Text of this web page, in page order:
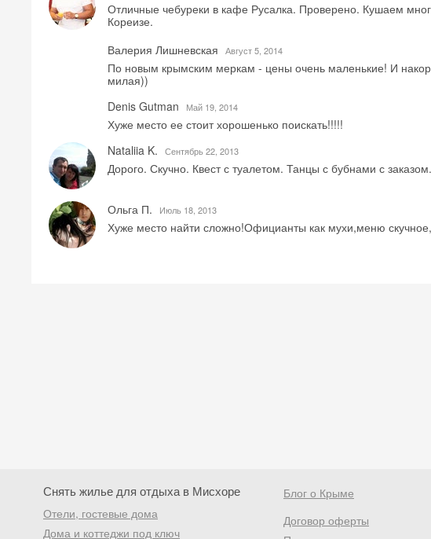
Отличные чебуреки в кафе Русалка. Проверено. Кушаем
Кореизе.
Валерия Лишневская
Август 5, 2014
По новым крымским меркам - цены очень маленькие! И
милая))
Denis Gutman
Май 19, 2014
Хуже место ее стоит хорошенько поискать!!!!!
Nataliia K.
Сентябрь 22, 2013
Дорого. Скучно. Квест с туалетом. Танцы с бубнами с заказом.
Ольга П. Июль 18, 2013
Хуже место найти сложно!Официанты как мухи,меню
Снять жилье для отдыха в Мисхоре
Отели, гостевые дома
Дома и коттеджи под ключ
Блог о Крыме
Договор оферты